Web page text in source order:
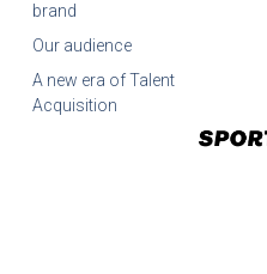
brand
Our audience
A new era of Talent
Acquisition